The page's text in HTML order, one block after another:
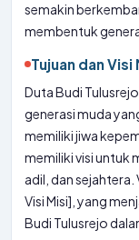
semakin
membentuk
Tujuan dan
Duta Budi
generasi muda
memiliki jiwa
memiliki visi untuk
adil, dan
Visi Misi], yang
Budi Tulusrejo